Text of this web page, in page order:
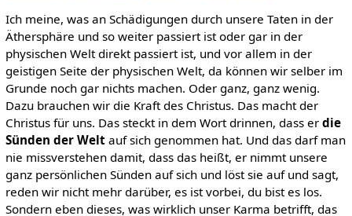
Ich meine, was an Schädigungen durch unsere Taten in der
Äthersphäre und so weiter passiert ist oder gar in der
physischen Welt direkt passiert ist, und vor allem in der
geistigen Seite der physischen Welt, da können wir selber im
Grunde noch gar nichts machen. Oder ganz, ganz wenig.
Dazu brauchen wir die Kraft des Christus. Das macht der
Christus für uns. Das steckt in dem Wort drinnen, dass er die
Sünden der Weltauf sich genommen hat. Und das darf man
nie missverstehen damit, dass das heißt, er nimmt unsere
ganz persönlichen Sünden auf sich und löst sie auf und sagt,
reden wir nicht mehr darüber, es ist vorbei, du bist es los.
Sondern eben dieses, was wirklich unser Karma betrifft, das